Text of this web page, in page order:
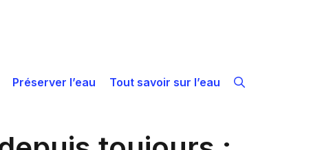
Préserver l’eau Tout savoir sur l’eau